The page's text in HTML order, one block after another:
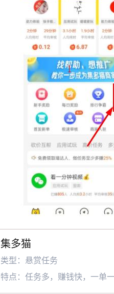
集多猫
类型：悬赏任务
特点：任务多，赚钱快，一单一